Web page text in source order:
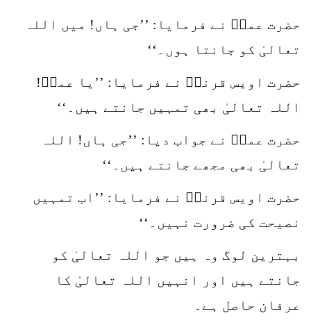
حضرت عمرؓ نے فرمایا: ’’جی ہاں! میں اللہ
تعالیٰ کو جانتا ہوں۔‘‘
حضرت اویس قرنیؓ نے فرمایا: ’’یا عمرؓ!
اللہ تعالیٰ بھی تمہیں جانتے ہیں۔‘‘
حضرت عمرؓ نے جواب دیا: ’’جی ہاں! اللہ
تعالیٰ بھی مجھے جانتے ہیں۔‘‘
حضرت اویس قرنیؓ نے فرمایا: ’’اب تمہیں
نصیحت کی ضرورت نہیں۔‘‘
بہترین لوگ وہ ہیں جو اللہ تعالیٰ کو
جانتے ہیں اور انہیں اللہ تعالیٰ کا
عرفان حاصل ہے۔